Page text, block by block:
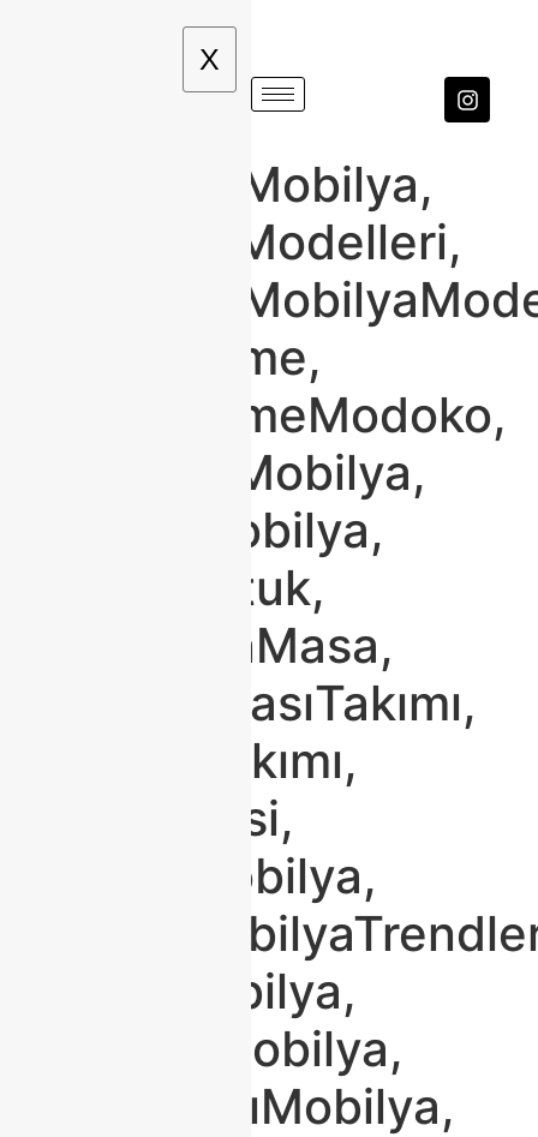
X
#ModokoMobilya,
#MobilyaModelleri,
#Classhome,
#ClasshomeModoko,
#ModernMobilya,
#KlasikMobilya,
#KöşeKoltuk,
#PorselenMasa,
#YatakOdasıTakımı,
#KoltukTakımı,
#TVÜnitesi,
#SalonMobilya,
#LüksMobilya,
#KaliteliMobilya,
#DayanıklıMobilya,